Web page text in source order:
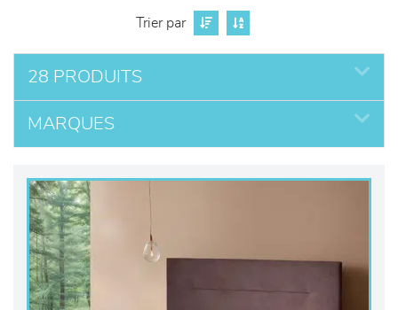
literie
décoration
Trier par
28 PRODUITS
MARQUES